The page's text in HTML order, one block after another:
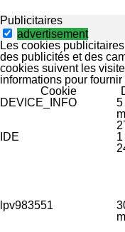
Publicitaires
advertisement
Les cookies
des publicités et des
cookies suivent les
informations pour
Cookie
DEVICE_INFO
5
IDE
lpv983551